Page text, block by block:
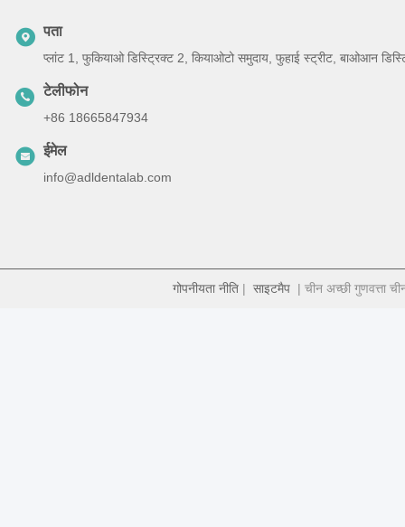
पता
प्लांट 1, फुकियाओ डिस्ट्रिक्ट 2, कियाओटो समुदाय, फुहाई स्ट्रीट, बाओआन
टेलीफोन
+86 18665847934
ईमेल
info@adldentalab.com
गोपनीयता नीति| साइटमैप| चीन अच्छी गुणवत्ता